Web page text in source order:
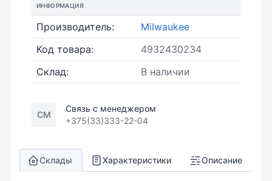
ИНФОРМАЦИЯ
Производитель:
Milwaukee
Код товара:
4932430234
Склад:
В наличии
СМ
Связь с менеджером
+375(33)333-22-04
Склады Характеристики Описание